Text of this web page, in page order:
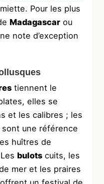
Pour les plus
Madagascar ou
note d’exception
tiennent le
elles se
et les calibres ; les
sont une référence
huîtres de
bulots cuits, les
mer et les praires